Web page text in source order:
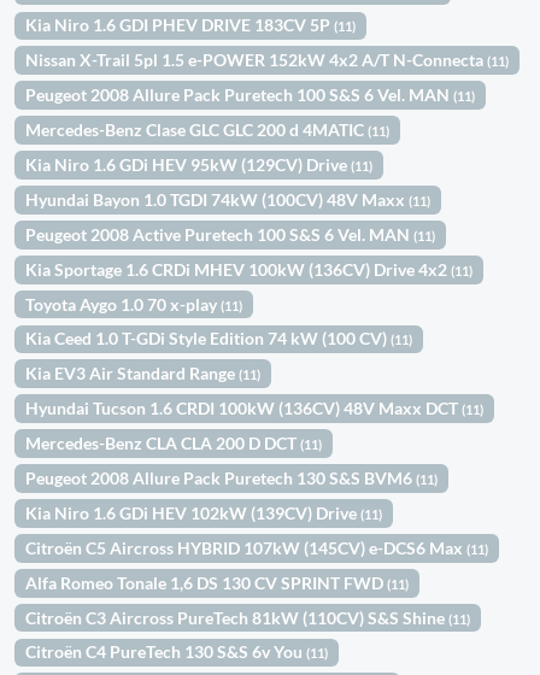
Kia Niro 1.6 GDI PHEV DRIVE 183CV 5P(11)
Nissan X-Trail 5pl 1.5 e-POWER 152kW 4x2 A/T N-Connecta(11)
Peugeot 2008 Allure Pack Puretech 100 S&S 6 Vel. MAN(11)
Mercedes-Benz Clase GLC GLC 200 d 4MATIC(11)
Kia Niro 1.6 GDi HEV 95kW (129CV) Drive(11)
Hyundai Bayon 1.0 TGDI 74kW (100CV) 48V Maxx(11)
Peugeot 2008 Active Puretech 100 S&S 6 Vel. MAN(11)
Kia Sportage 1.6 CRDi MHEV 100kW (136CV) Drive 4x2(11)
Toyota Aygo 1.0 70 x-play(11)
Kia Ceed 1.0 T-GDi Style Edition 74 kW (100 CV)(11)
Kia EV3 Air Standard Range(11)
Hyundai Tucson 1.6 CRDI 100kW (136CV) 48V Maxx DCT(11)
Mercedes-Benz CLA CLA 200 D DCT(11)
Peugeot 2008 Allure Pack Puretech 130 S&S BVM6(11)
Kia Niro 1.6 GDi HEV 102kW (139CV) Drive(11)
Citroën C5 Aircross HYBRID 107kW (145CV) e-DCS6 Max(11)
Alfa Romeo Tonale 1,6 DS 130 CV SPRINT FWD(11)
Citroën C3 Aircross PureTech 81kW (110CV) S&S Shine(11)
Citroën C4 PureTech 130 S&S 6v You(11)